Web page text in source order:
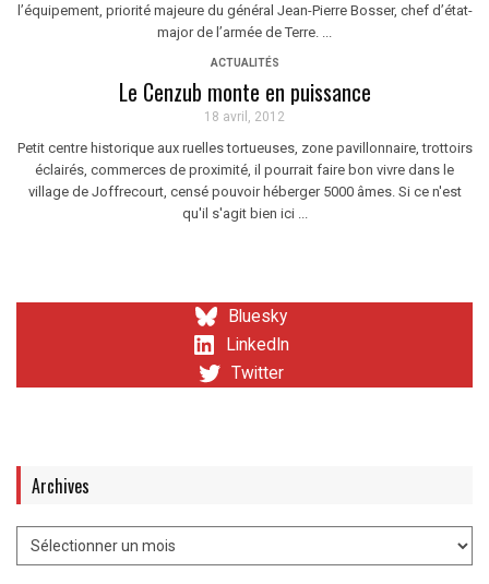
l’équipement, priorité majeure du général Jean-Pierre Bosser, chef d’état-
major de l’armée de Terre. ...
ACTUALITÉS
Le Cenzub monte en puissance
18 avril, 2012
Petit centre historique aux ruelles tortueuses, zone pavillonnaire, trottoirs
éclairés, commerces de proximité, il pourrait faire bon vivre dans le
village de Joffrecourt, censé pouvoir héberger 5000 âmes. Si ce n'est
qu'il s'agit bien ici ...
Bluesky
LinkedIn
Twitter
Archives